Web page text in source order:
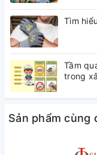
Tìm
Tầm
trong
Sản phẩm cùng